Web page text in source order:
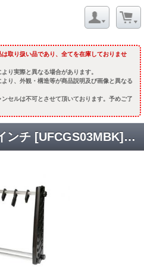
取り扱い品であり、全てを在庫しておりませ
り実際と異なる場合があります。
より、外観・構造等が商品説明及び画像と異なる
セルは不可とさせて頂いております。予めご了
マルチガンラック 20インチ [UFCGS03MBK] [取寄]